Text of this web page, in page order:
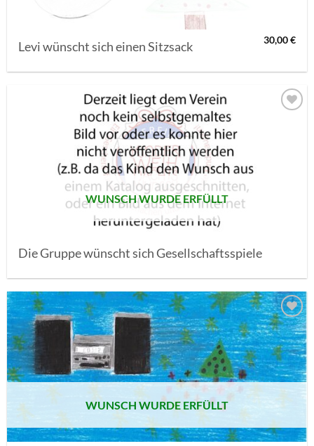
Levi wünscht sich einen Sitzsack 30,00€
WUNSCH WURDE ERFÜLLT
Die Gruppe wünscht sich Gesellschaftsspiele
AUF MEINE
MERKLISTE
SETZEN
WUNSCH WURDE ERFÜLLT